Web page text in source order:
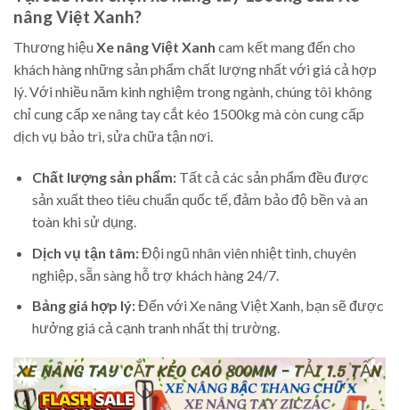
nâng Việt Xanh?
Thương hiệuXe nâng Việt Xanh cam kết mang đến cho
khách hàng những sản phẩm chất lượng nhất với giá cả hợp
lý. Với nhiều năm kinh nghiệm trong ngành, chúng tôi không
chỉ cung cấp xe nâng tay cắt kéo 1500kg mà còn cung cấp
dịch vụ bảo trì, sửa chữa tận nơi.
Chất lượng sản phẩm:Tất cả các sản phẩm đều được
sản xuất theo tiêu chuẩn quốc tế, đảm bảo độ bền và an
toàn khi sử dụng.
Dịch vụ tận tâm:Đội ngũ nhân viên nhiệt tình, chuyên
nghiệp, sẵn sàng hỗ trợ khách hàng 24/7.
Bảng giá hợp lý:Đến với Xe nâng Việt Xanh, bạn sẽ được
hưởng giá cả cạnh tranh nhất thị trường.